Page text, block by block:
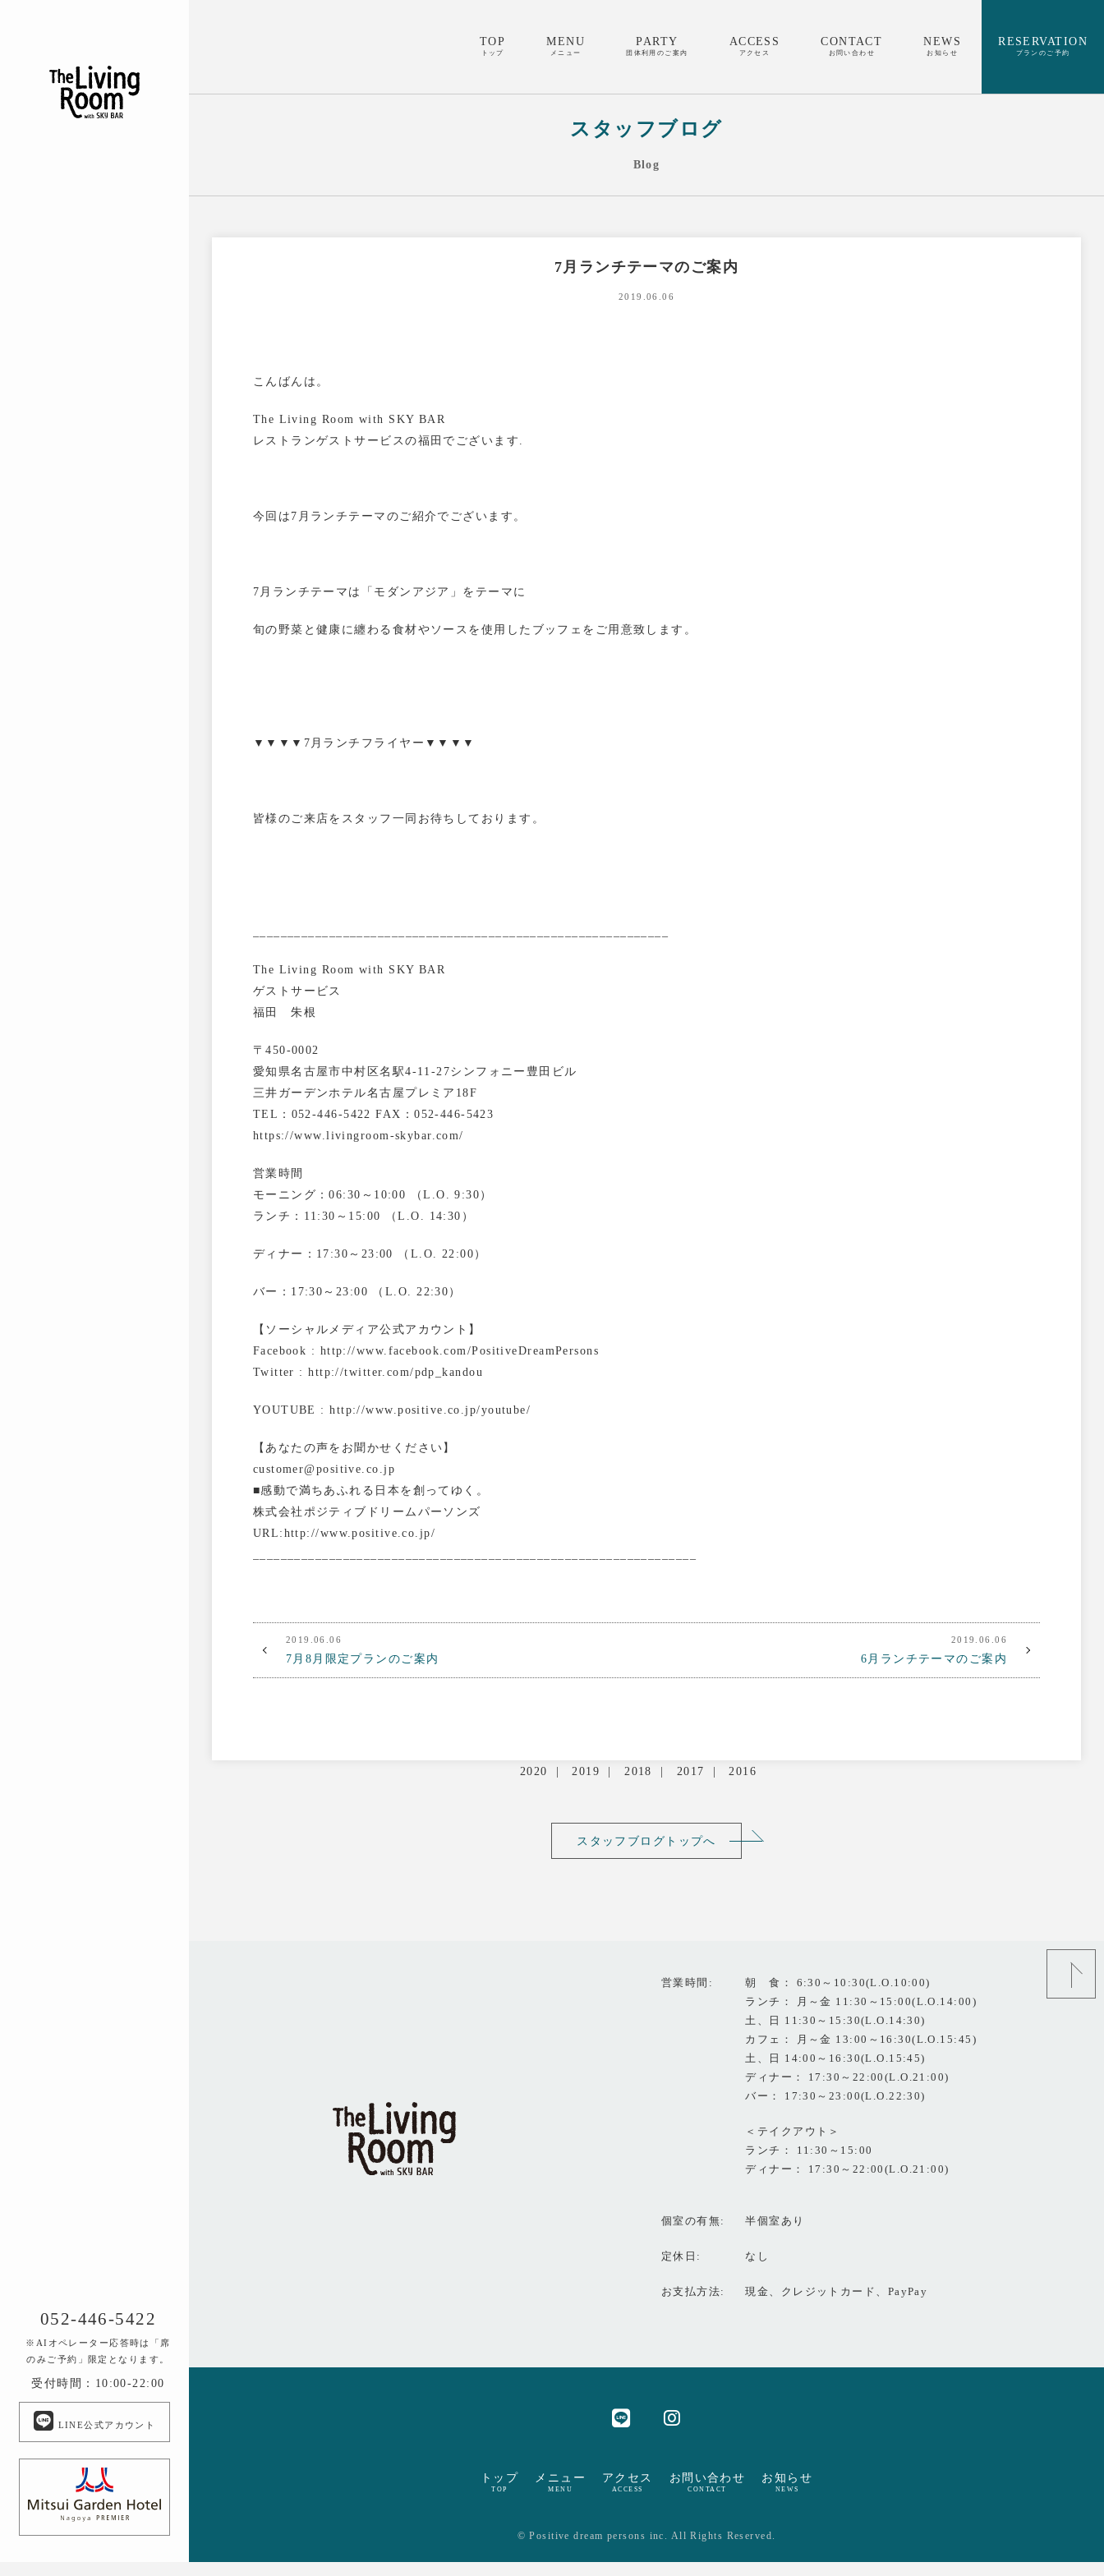
052-446-5422
※AIオペレーター応答時は「席
のみご予約」限定となります。
受付時間：10:00-22:00
LINE公式アカウント
TOP
トップ
MENU
メニュー
PARTY
団体利用のご案内
ACCESS
アクセス
CONTACT
お問い合わせ
NEWS
お知らせ
RESERVATION
プランのご予約
スタッフブログ
Blog
7月ランチテーマのご案内
2019.06.06
こんばんは。
The Living Room with SKY BAR
レストランゲストサービスの福田でございます.
今回は7月ランチテーマのご紹介でございます。
7月ランチテーマは「モダンアジア」をテーマに
旬の野菜と健康に纏わる食材やソースを使用したブッフェをご用意致します。
▼▼▼▼7月ランチフライヤー▼▼▼▼
皆様のご来店をスタッフ一同お待ちしております。
The Living Room with SKY BAR
ゲストサービス
福田 朱根
〒450-0002
愛知県名古屋市中村区名駅4-11-27シンフォニー豊田ビル
三井ガーデンホテル名古屋プレミア18F
TEL：052-446-5422 FAX：052-446-5423
https://www.livingroom-skybar.com/
営業時間
モーニング：06:30～10:00 （L.O. 9:30）
ランチ：11:30～15:00 （L.O. 14:30）
ディナー：17:30～23:00 （L.O. 22:00）
バー：17:30～23:00 （L.O. 22:30）
【ソーシャルメディア公式アカウント】
Facebook : http://www.facebook.com/PositiveDreamPersons
Twitter : http://twitter.com/pdp_kandou
YOUTUBE : http://www.positive.co.jp/youtube/
【あなたの声をお聞かせください】
customer@positive.co.jp
■感動で満ちあふれる日本を創ってゆく。
株式会社ポジティブドリームパーソンズ
URL:http://www.positive.co.jp/
2019.06.06
7月8月限定プランのご案内
2019.06.06
6月ランチテーマのご案内
2020 2019 2018 2017 2016
スタッフブログトップへ
営業時間
朝 食： 6:30～10:30(L.O.10:00)
ランチ： 月～金 11:30～15:00(L.O.14:00)
土、日 11:30～15:30(L.O.14:30)
カフェ： 月～金 13:00～16:30(L.O.15:45)
土、日 14:00～16:30(L.O.15:45)
ディナー： 17:30～22:00(L.O.21:00)
バー： 17:30～23:00(L.O.22:30)
＜テイクアウト＞
ランチ： 11:30～15:00
ディナー： 17:30～22:00(L.O.21:00)
個室の有無 半個室あり
定休日 なし
お支払方法 現金、クレジットカード、PayPay
トップ
TOP
メニュー
MENU
アクセス
ACCESS
お問い合わせ
CONTACT
お知らせ
NEWS
© Positive dream persons inc. All Rights Reserved.